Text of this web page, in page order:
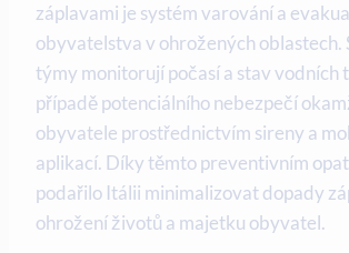
záplavami je systém varování a
obyvatelstva v ohrožených oblastech.
týmy monitorují počasí a stav vodních
případě potenciálního nebezpečí
obyvatele prostřednictvím sireny a
aplikací. Díky těmto preventivním
podařilo Itálii minimalizovat dopady
ohrožení životů a majetku obyvatel.